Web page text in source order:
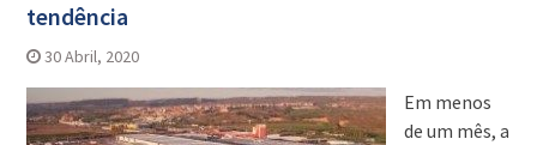
tendência
30 Abril, 2020
Em menos
de um mês, a